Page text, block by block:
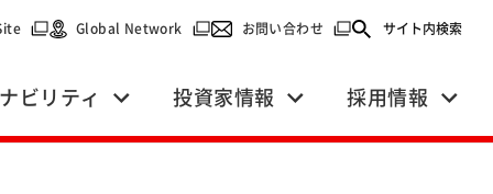
開く）
（別ウィンドウで開く）
Global Network （別ウィンドウで開く）
お問い合わせ （別ウィンドウで開く）
サイト内検索
ビリティ 投資家情報 採用情報